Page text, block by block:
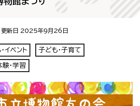
新日 2025年9月26日
イベント 子ども・子育て
験・学習